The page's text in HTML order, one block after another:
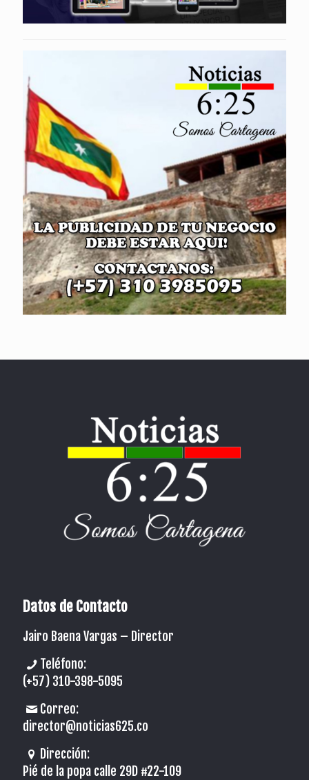
Datos de Contacto
Jairo Baena Vargas – Director
Teléfono:
(+57) 310-398-5095
Correo:
director@noticias625.co
Dirección:
Pié de la popa calle 29D #22-109